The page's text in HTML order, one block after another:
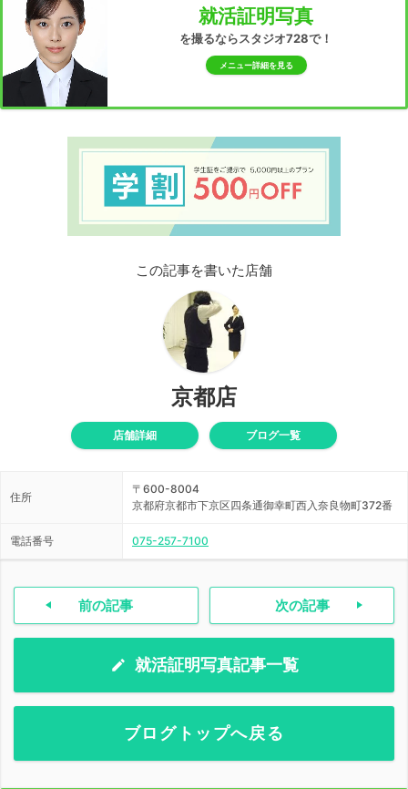
就活証明写真
を撮るならスタジオ728で！
メニュー詳細を見る
この記事を書いた店舗
京都店
店舗詳細 ブログ一覧
住所
〒600-8004
京都府京都市下京区四条通御幸町西入奈良物町372番
電話番号 075-257-7100
前の記事 次の記事
就活証明写真記事一覧
ブログトップへ戻る